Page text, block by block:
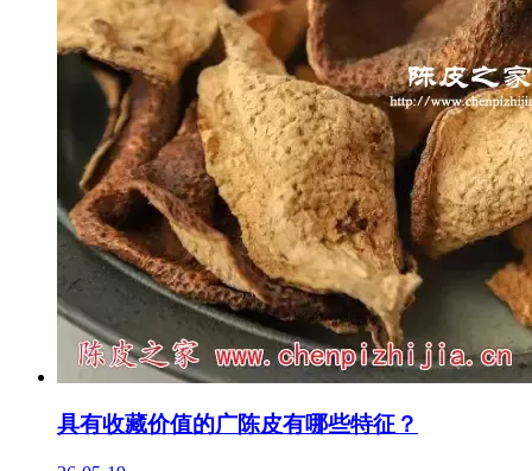
具有收藏价值的广陈皮有哪些特征？